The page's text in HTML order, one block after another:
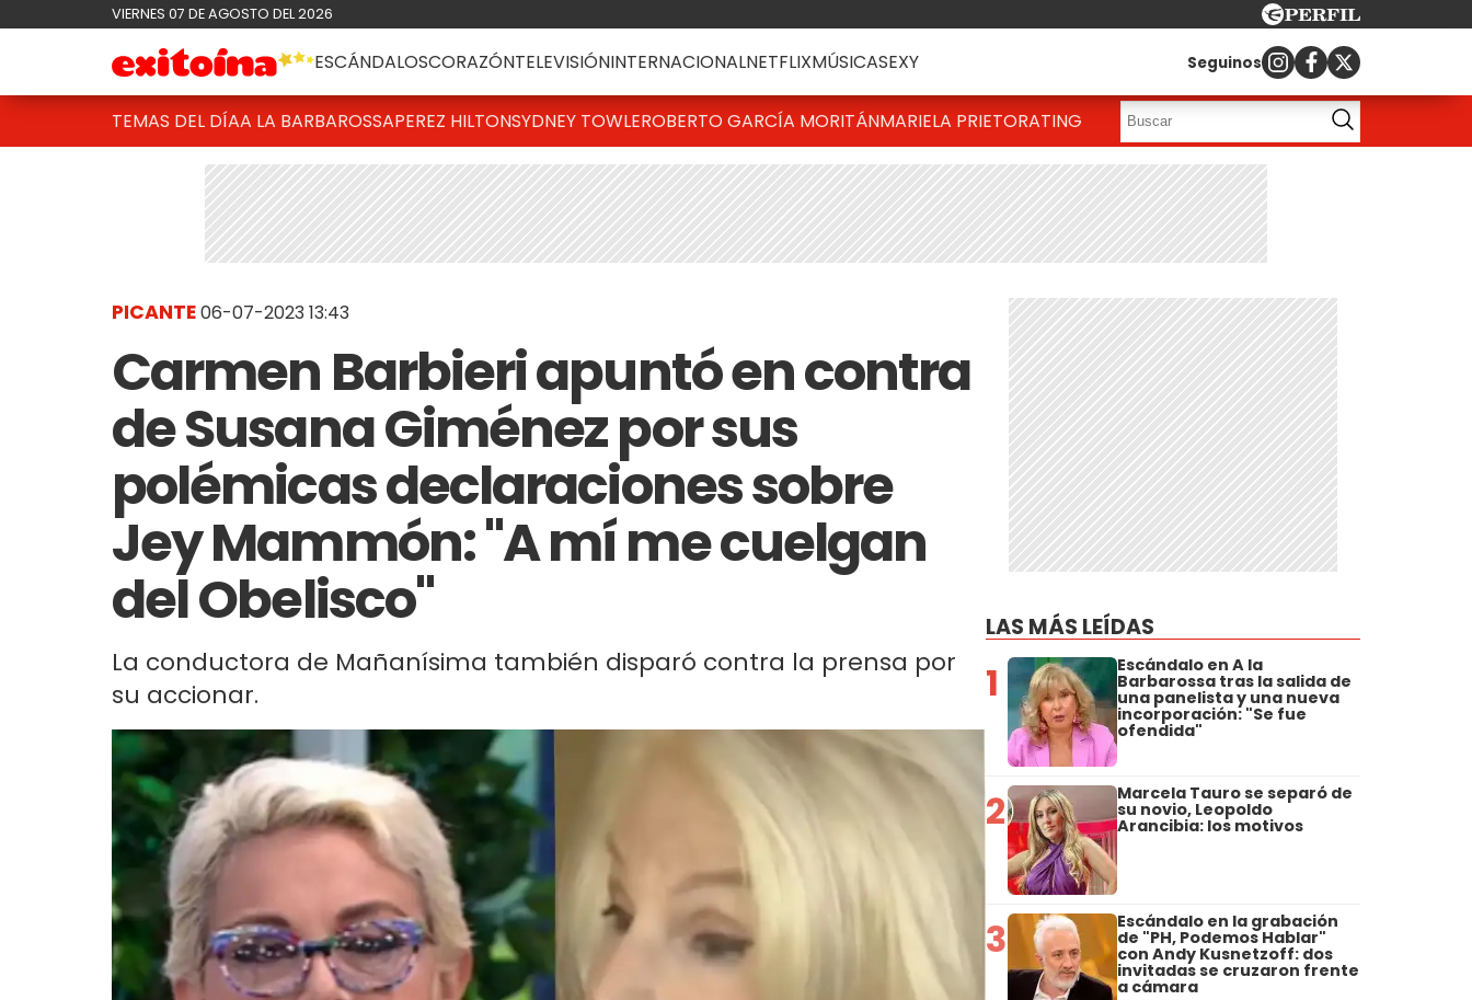
VIERNES 07 DE AGOSTO DEL 2026
ESCÁNDALOSCORAZÓNTELEVISIÓNINTERNACIONALNETFLIXMÚSICASEXY Seguinos
TEMAS DEL DÍAA LA BARBAROSSAPEREZ HILTONSYDNEY TOWLEROBERTO GARCÍA MORITÁNMARIELA PRIETORATING
PICANTE06-07-2023 13:43
Carmen Barbieri apuntó en contra
de Susana Giménez por sus
polémicas declaraciones sobre
Jey Mammón: "A mí me cuelgan
del Obelisco"
La conductora de Mañanísima también disparó contra la prensa por
su accionar.
LAS MÁS LEÍDAS
1 Escándalo en A la
Barbarossa tras la salida de
una panelista y una nueva
incorporación: "Se fue
ofendida"
2 Marcela Tauro se separó de
su novio, Leopoldo
Arancibia: los motivos
3 Escándalo en la grabación
de "PH, Podemos Hablar"
con Andy Kusnetzoff: dos
invitadas se cruzaron frente
a cámara